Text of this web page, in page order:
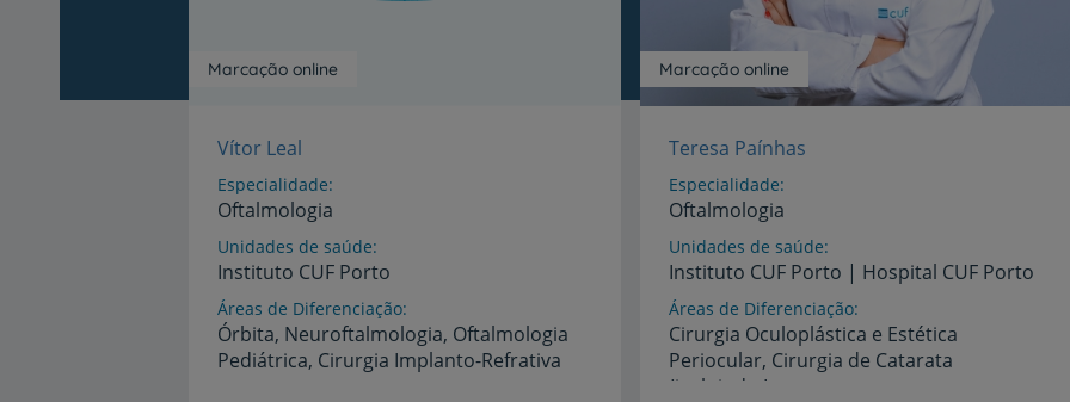
Plano +CUF
My CUF
Clientes e acompanhantes
CUF Academic Center
Para profissionais
Sobre nós
Marcação online
Vítor Leal
Especialidade
Oftalmologia
Unidades de saúde
Instituto CUF Porto
Áreas de Diferenciação
Órbita, Neuroftalmologia, Oftalmologia
Pediátrica, Cirurgia Implanto-Refrativa
Marcação online
Teresa Paínhas
Especialidade
Oftalmologia
Unidades de saúde
Instituto CUF Porto | Hospital CUF Porto
Áreas de Diferenciação
Cirurgia Oculoplástica e Estética
Periocular, Cirurgia de Catarata
(incluindo Lentes